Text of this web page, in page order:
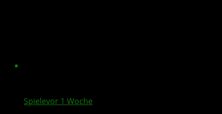
Spielevor 1 Woche